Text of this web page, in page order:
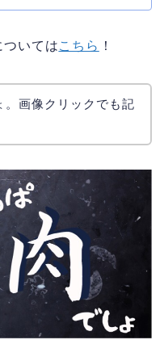
ついてはこちら ！
。画像クリックでも記